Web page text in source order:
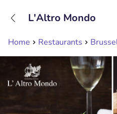
Home Restaurants
L'Altro Mondo